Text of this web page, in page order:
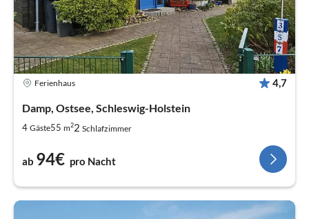
Ferienhaus 4,7
Damp, Ostsee, Schleswig-Holstein
4 Gäste55 m22 Schlafzimmer
ab 94€ pro Nacht